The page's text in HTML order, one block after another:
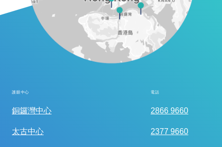
護眼中心 電話
銅鑼灣中心 2866 9660
太古中心 2377 9660